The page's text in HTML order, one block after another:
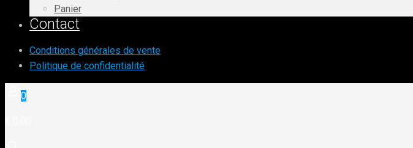
Panier
Contact
Conditions générales de vente
Politique de confidentialité
0